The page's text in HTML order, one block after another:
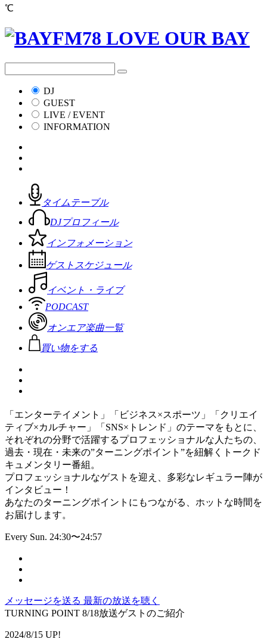
℃
DJ
GUEST
LIVE / EVENT
INFORMATION
タイムテーブル
DJプロフィール
インフォメーション
ゲストスケジュール
イベント・ライブ
PODCAST
オンエア楽曲一覧
買い物をする
「エンターテイメント」「ビジネス×スポーツ」「クリエイ
ティブ×カルチャー」「SNS×トレンド」のテーマをもとに、
それぞれの分野で活躍するプロフェッショナルな人たちの、
過去・現在・未来の”ターニングポイント”を紐解くトークド
キュメンタリー番組。
プロフェッショナルなゲストを迎え、多彩なレギュラー陣が
インタビュー！
あなたのターニングポイントにもつながる、ホットな時間を
お届けします。
Every Sun. 24:30〜24:57
メッセージを送る 最新の放送を聴く
TURNING POINT 8/18放送ゲストのご紹介
2024/8/15 UP!